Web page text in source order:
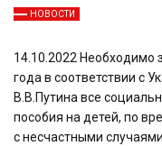
НОВОСТИ
14.10.2022 Необходимо
года в соответствии с
В.В.Путина все
пособия на детей, по
с несчастными